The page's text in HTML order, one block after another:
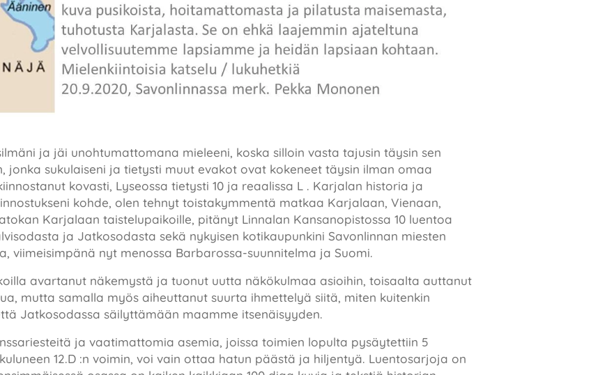
ja jäi unohtumattomana mieleeni, koska silloin vasta tajusin täysin sen
jonka sukulaiseni ja tietysti muut evakot ovat kokeneet täysin ilman omaa
kovasti, Lyseossa tietysti 10 ja reaalissa L . Karjalan historia ja
kohde, olen tehnyt toistakymmentä matkaa Karjalaan, Vienaan,
Karjalaan taistelupaikoille, pitänyt Linnalan Kansanopistossa 10 luentoa
ja Jatkosodasta sekä nykyisen kotikaupunkini Savonlinnan miesten
viimeisimpänä nyt menossa Barbarossa-suunnitelma ja Suomi.
avartanut näkemystä ja tuonut uutta näkökulmaa asioihin, toisaalta auttanut
mutta samalla myös aiheuttanut suurta ihmettelyä siitä, miten kuitenkin
Jatkosodassa säilyttämään maamme itsenäisyyden.
ja vaatimattomia asemia, joissa toimien lopulta pysäytettiin 5
12.D :n voimin, voi vain ottaa hatun päästä ja hiljentyä. Luentosarjoja on